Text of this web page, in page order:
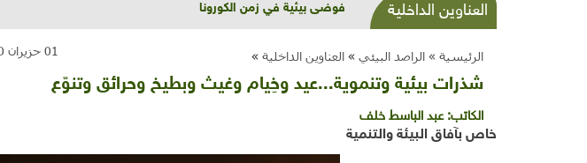
العناوين الداخلية شذرات بيئية وتنموية...عيد وخِيام وغيث وبطيخ وحرائق وتنوّع
الرئيسية » الراصد البيئي » العناوين الداخلية » 01 حزيران 2020
شذرات بيئية وتنموية...عيد وخِيام وغيث وبطيخ وحرائق وتنوّع
الكاتب:عبد الباسط خلف
خاص بآفاق البيئة والتنمية